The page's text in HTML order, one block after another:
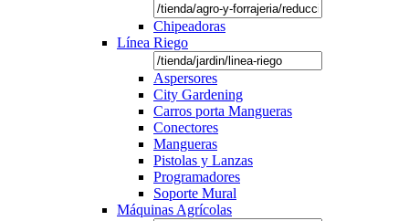
Chipeadoras
Línea Riego
Aspersores
City Gardening
Carros porta Mangueras
Conectores
Mangueras
Pistolas y Lanzas
Programadores
Soporte Mural
Máquinas Agrícolas